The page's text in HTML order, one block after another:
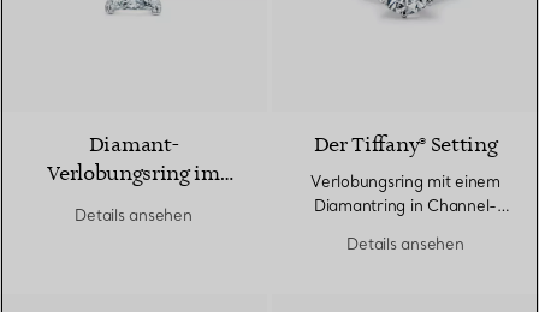
Diamant-
Verlobungsring im
Prinzess-Schliff in
Details ansehen
Der Tiffany® Setting
Verlobungsring mit einem
Diamantring in Channel-
Details ansehen